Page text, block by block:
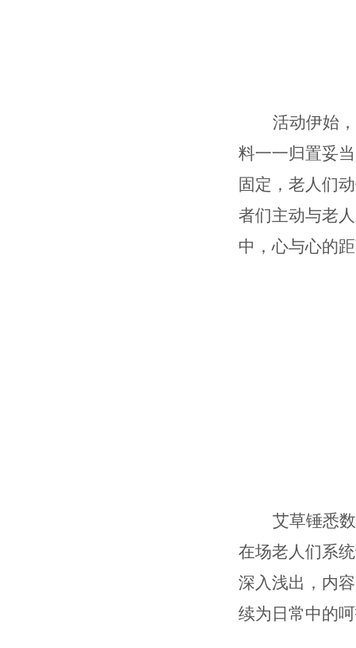
活动伊始
料一一归置妥当
固定 ， 老人们
者们主动与老
中，心与心的
艾草锤悉
在场老人们系
深入浅出，内
续为日常中的